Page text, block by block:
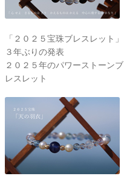
「２０２５宝珠ブレスレット」
３年ぶりの発表
２０２５年のパワーストーンブ
レスレット